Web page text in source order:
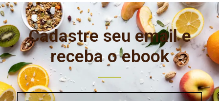
Cadastre seu email e
receba o ebook